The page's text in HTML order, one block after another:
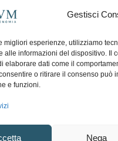
Gestisci
migliori esperienze, utilizziamo
alle informazioni del dispositivo. Il
elaborare dati come il
o ritirare il consenso può
e funzioni.
Nega
e Risorse On-Line
della Redazione